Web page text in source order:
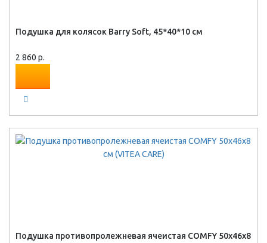
Подушка для колясок Barry Soft, 45*40*10 см
2 860 р.
Подушка противопролежневая ячеистая COMFY 50х46х8